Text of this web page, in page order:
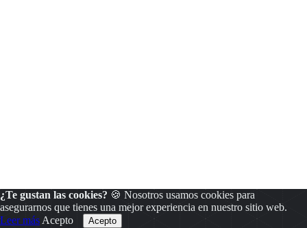
¿Te gustan las cookies? 🍪 Nosotros usamos cookies para
asegurarnos que tienes una mejor experiencia en nuestro sitio web.
Leer más Acepto